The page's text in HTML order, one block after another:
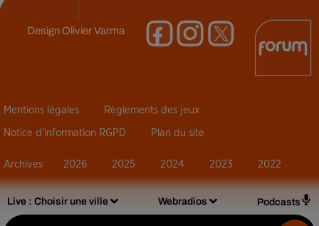
Live : Choisir une ville Webradios Podcasts
DesignOlivier Varma
Mentions légales Règlements des jeux
Notice d’information RGPD Plan du site
Archives 2026 2025 2024 2023 2022